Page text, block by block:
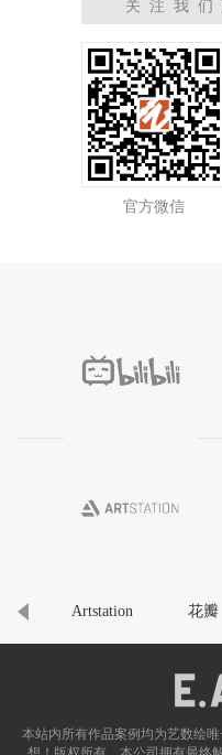
关注我
官方微信
花瓣 艺数绘官
本站内所有作品案例均为艺数绘